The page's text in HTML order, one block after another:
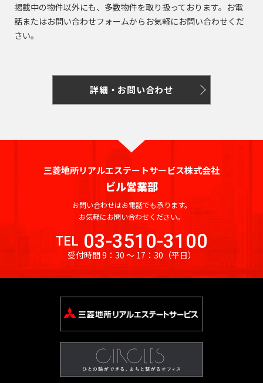
掲載中の物件以外にも、多数物件を取り扱っております。お電
話またはお問い合わせフォームからお気軽にお問い合わせくだ
さい。
詳細・お問い合わせ
三菱地所リアルエステートサービス株式会社
ビル営業部
お問い合わせはお電話でも承ります。
お気軽にお問い合わせください。
TEL 03-3510-3100
受付時間 9：30 〜 17：30 （平日）